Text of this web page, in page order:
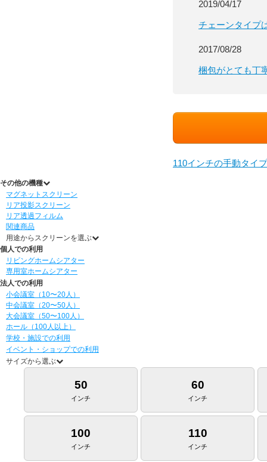
2019/04/17
チェーンタイプ
2017/08/28
梱包がとても丁
110インチの手動タイ
その他の機種
マグネットスクリーン
リア投影スクリーン
リア透過フィルム
関連商品
用途からスクリーンを選ぶ
個人での利用
リビングホームシアター
専用室ホームシアター
法人での利用
小会議室（10〜20人）
中会議室（20〜50人）
大会議室（50〜100人）
ホール（100人以上）
学校・施設での利用
イベント・ショップでの利用
サイズから選ぶ
50
インチ
60
インチ
100
インチ
110
インチ